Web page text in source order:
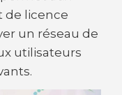
de licence
un réseau de
utilisateurs